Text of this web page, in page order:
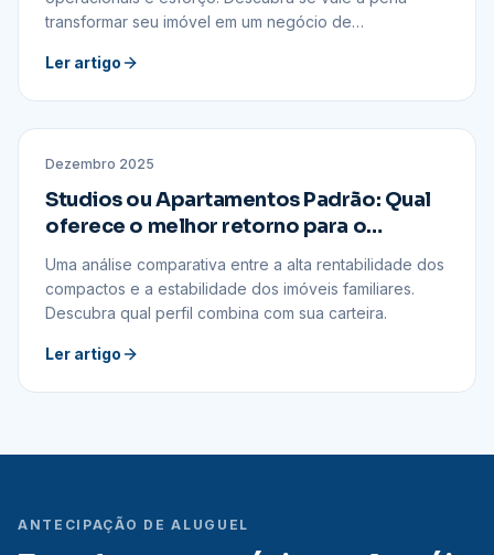
transformar seu imóvel em um negócio de
Ler artigo
MERCADO
Dezembro 2025
Studios ou Apartamentos Padrão: Qual
oferece o melhor retorno para o
investidor?
Uma análise comparativa entre a alta rentabilidade dos
compactos e a estabilidade dos imóveis familiares.
Descubra qual perfil combina com sua carteira.
Ler artigo
ANTECIPAÇÃO DE ALUGUEL